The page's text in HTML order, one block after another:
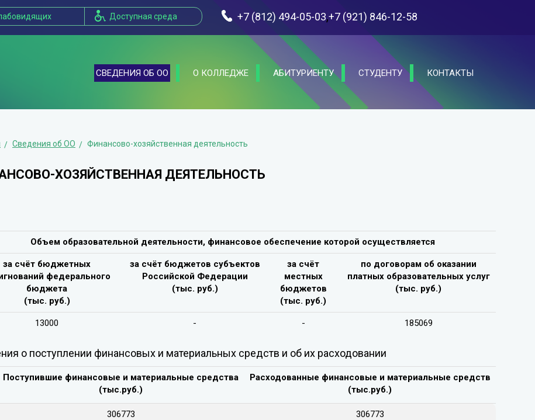
Доступная среда +7 (812) 494-05-03,+7 (921) 846-12-58
СВЕДЕНИЯ ОБ ОО О КОЛЛЕДЖЕ АБИТУРИЕНТУ СТУДЕНТУ КОНТАКТЫ
Сведения об ОО Финансово-хозяйственная деятельность
ХОЗЯЙСТВЕННАЯ ДЕЯТЕЛЬНОСТЬ
Объем образовательной деятельности, финансовое обеспечение которой осуществляется
за счёт бюджетных
федерального
бюджета
(тыс. руб.)
за счёт бюджетов субъектов
Российской Федерации
(тыс. руб.)
за счёт
местных
бюджетов
(тыс. руб.)
по договорам об оказании
платных образовательных услуг
(тыс. руб.)
13000 - - 185069
о поступлении финансовых и материальных средств и об их расходовании
Поступившие финансовые и материальные средства
(тыс.руб.)
Расходованные финансовые и материальные средств
(тыс.руб.)
306773 306773